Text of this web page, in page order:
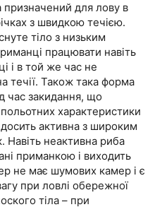
для лову в
з швидкою течією.
тіло з низьким
працювати навіть
і в той же час не
течії. Також така форма
час закидання, що
характеристики
активна з широким
Навіть неактивна риба
приманкою і виходить
не має шумових камер і є
при ловлі обережної
тіла – при